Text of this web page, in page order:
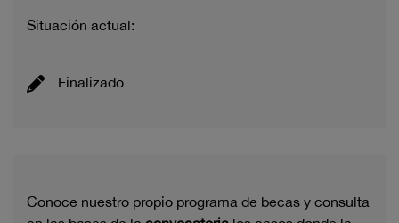
Situación actual:
Finalizado
Conoce nuestro propio programa de becas y consulta